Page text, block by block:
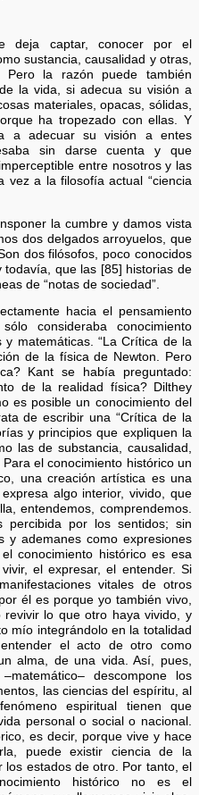
captar, conocer por el
sustancia, causalidad y otras,
la razón puede también
la vida, si adecua su visión a
materiales, opacas, sólidas,
ha tropezado con ellas. Y
a adecuar su visión a entes
sin darse cuenta y que
entre nosotros y las
vez a la filosofía actual “ciencia
la cumbre y damos vista
dos delgados arroyuelos, que
dos filósofos, poco conocidos
que las [85] historias de
de “notas de sociedad”.
hacia el pensamiento
consideraba conocimiento
matemáticas. “La Crítica de la
de la física de Newton. Pero
Kant se había preguntado:
de la realidad física? Dilthey
es posible un conocimiento del
de escribir una “Crítica de la
y principios que expliquen la
las de substancia, causalidad,
el conocimiento histórico un
una creación artística es una
algo interior, vivido, que
entendemos, comprendemos.
por los sentidos; sin
y ademanes como expresiones
conocimiento histórico es esa
el expresar, el entender. Si
vitales de otros
él es porque yo también vivo,
lo que otro haya vivido, y
mío integrándolo en la totalidad
el acto de otro como
alma, de una vida. Así, pues,
descompone los
las ciencias del espíritu, al
espiritual tienen que
personal o social o nacional.
es decir, porque vive y hace
puede existir ciencia de la
los estados de otro. Por tanto, el
histórico no es el